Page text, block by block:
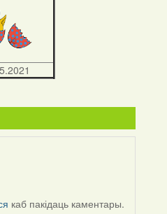
каб пакідаць каментары.